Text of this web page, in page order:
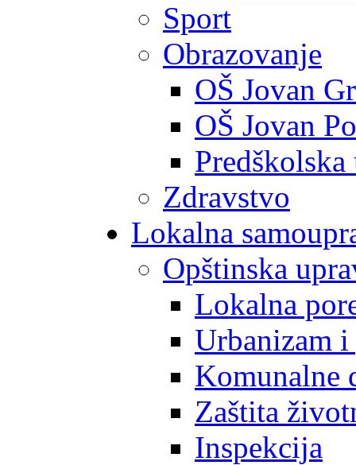
Sport
Obrazovanje
OŠ Jovan
OŠ Jovan
Predškolska
Zdravstvo
Lokalna
Opštinska
Lokalna
Urbanizam
Komunalne
Zaštita
Inspekcija